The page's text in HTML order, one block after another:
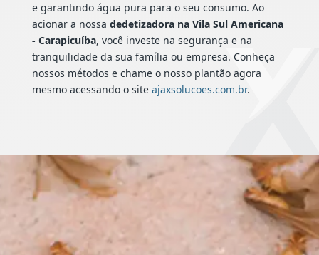
e garantindo água pura para o seu consumo. Ao
acionar a nossa dedetizadora na Vila Sul Americana
- Carapicuíba, você investe na segurança e na
tranquilidade da sua família ou empresa. Conheça
nossos métodos e chame o nosso plantão agora
mesmo acessando o site ajaxsolucoes.com.br.